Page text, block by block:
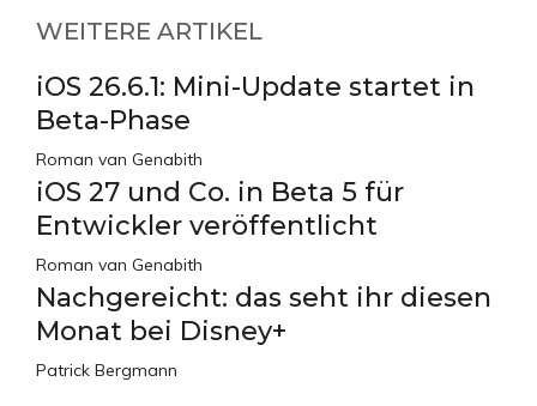
WEITERE ARTIKEL
iOS 26.6.1: Mini-Update startet in
Beta-Phase
Roman van Genabith
iOS 27 und Co. in Beta 5 für
Entwickler veröffentlicht
Roman van Genabith
Nachgereicht: das seht ihr diesen
Monat bei Disney+
Patrick Bergmann